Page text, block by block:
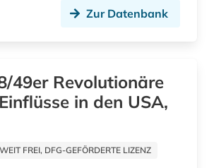
enzyklopädie (9)
erinnerung (1)
Zur Datenbank
49er Revolutionäre
in den USA,
FREI, DFG-GEFÖRDERTE LIZENZ